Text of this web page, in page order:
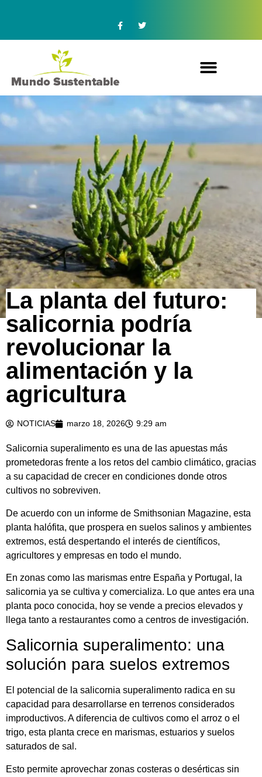
La planta del futuro:
salicornia podría
revolucionar la
alimentación y la
agricultura
NOTICIAS marzo 18, 2026 9:29 am
Salicornia superalimento es una de las apuestas más
prometedoras frente a los retos del cambio climático, gracias
a su capacidad de crecer en condiciones donde otros
cultivos no sobreviven.
De acuerdo con un informe de Smithsonian Magazine, esta
planta halófita, que prospera en suelos salinos y ambientes
extremos, está despertando el interés de científicos,
agricultores y empresas en todo el mundo.
En zonas como las marismas entre España y Portugal, la
salicornia ya se cultiva y comercializa. Lo que antes era una
planta poco conocida, hoy se vende a precios elevados y
llega tanto a restaurantes como a centros de investigación.
Salicornia superalimento: una
solución para suelos extremos
El potencial de la salicornia superalimento radica en su
capacidad para desarrollarse en terrenos considerados
improductivos. A diferencia de cultivos como el arroz o el
trigo, esta planta crece en marismas, estuarios y suelos
saturados de sal.
Esto permite aprovechar zonas costeras o desérticas sin